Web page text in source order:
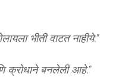
भीती वाटत नाहीये.”
क्रोधाने बनलेली आहे.”